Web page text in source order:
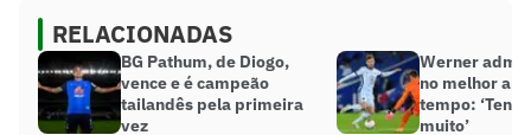
RELACIONADAS
BG Pathum, de Diogo,
vence e é campeão
tailandês pela primeira
vez
Werner
no melhor
tempo:
muito’